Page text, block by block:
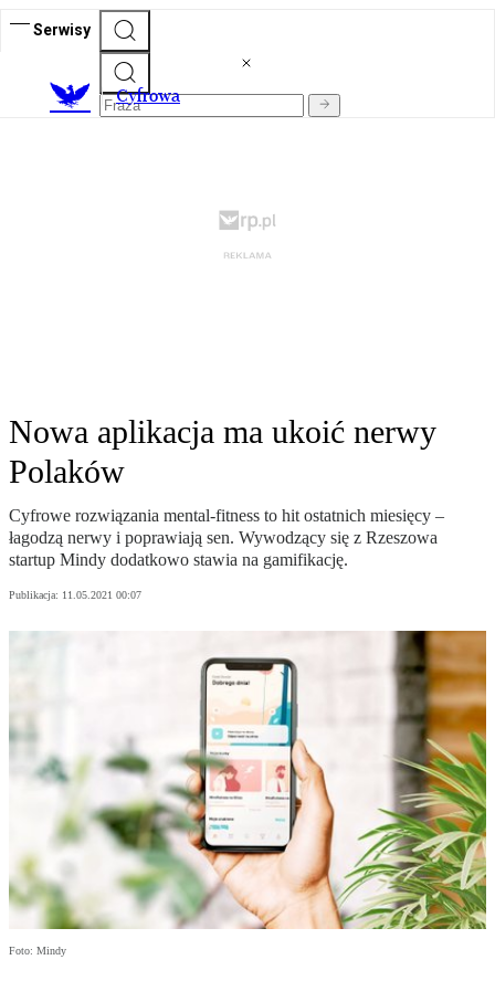
Serwisy
Cyfrowa
Nowa aplikacja ma ukoić nerwy
Polaków
Cyfrowe rozwiązania mental-fitness to hit ostatnich miesięcy –
łagodzą nerwy i poprawiają sen. Wywodzący się z Rzeszowa
startup Mindy dodatkowo stawia na gamifikację.
Publikacja: 11.05.2021 00:07
Foto: Mindy